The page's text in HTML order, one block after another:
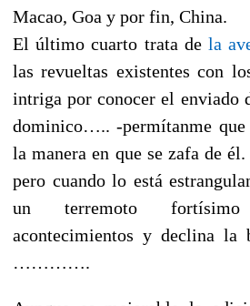
Macao, Goa y por fin, China.
El último cuarto trata dela
las revueltas existentes con
intriga por conocer el enviado
dominico….. -permítanme
la manera en que se zafa de
pero cuando lo está
un terremoto
acontecimientos y declina la
………….